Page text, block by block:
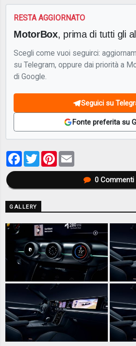
RESTA AGGIORNATO
MotorBox, prima di tutti gli
Scegli come vuoi seguirci:
su Telegram, oppure dai priorità a
di Google.
Seguici su
Fonte preferita su
Facebook
TwitterPinterest
0Commenti
GALLERY